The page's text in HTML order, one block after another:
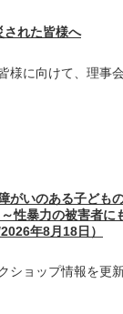
された皆様へ
様に向けて、理事
がいのある子ども
性暴力の被害者に
年8月18日）
ショップ情報を更新